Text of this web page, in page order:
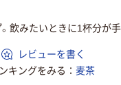
飲みたいときに1杯分が
レビューを書く
キングをみる 麦茶